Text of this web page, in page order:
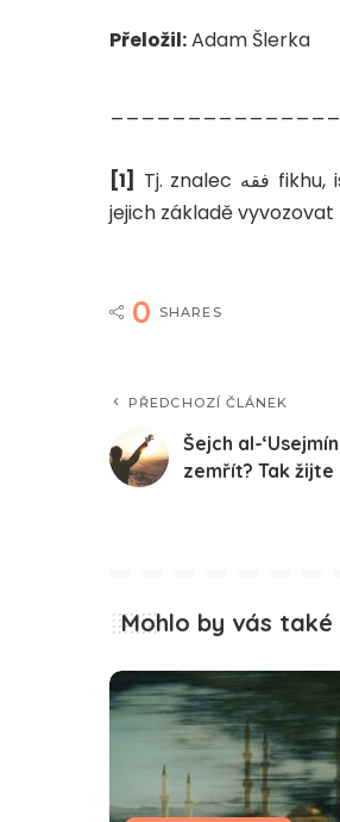
Přeložil:Adam Šlerka
[1] Tj. znalec فقه fikhu, islámsko-právní nauky, učenec, schopný chápat šarí’atské důkazy a na
jejich základě
0 SHARES
PŘEDCHOZÍ ČLÁNEK
Šejch al-
zemřít? Tak
Mohlo by vás